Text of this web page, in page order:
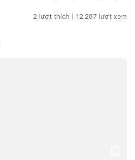
2 lượt thích | 12.287 lượt xem